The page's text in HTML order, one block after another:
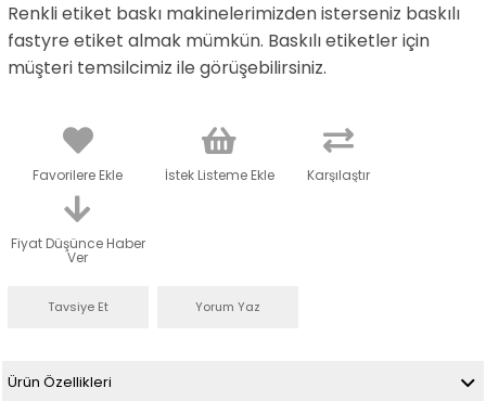
Renkli etiket baskı makinelerimizden isterseniz baskılı
fastyre etiket almak mümkün. Baskılı etiketler için
müşteri temsilcimiz ile görüşebilirsiniz.
Favorilere Ekle İstek Listeme Ekle Karşılaştır
Fiyat Düşünce Haber
Ver
Tavsiye Et Yorum Yaz
Ürün Özellikleri